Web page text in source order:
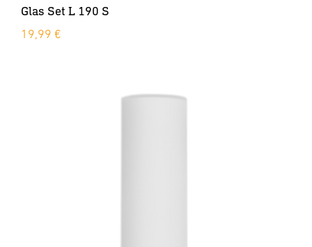
Glas Set L 190 S
19,99 €